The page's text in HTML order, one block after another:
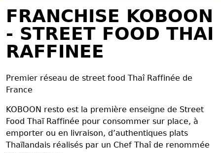
FRANCHISE KOBOON
- STREET FOOD THAI
RAFFINEE
Premier réseau de street food Thaî Raffinée de
France
KOBOON resto est la première enseigne de Street
Food Thaï Raffinée pour consommer sur place, à
emporter ou en livraison, d’authentiques plats
Thaïlandais réalisés par un Chef Thaî de renommée